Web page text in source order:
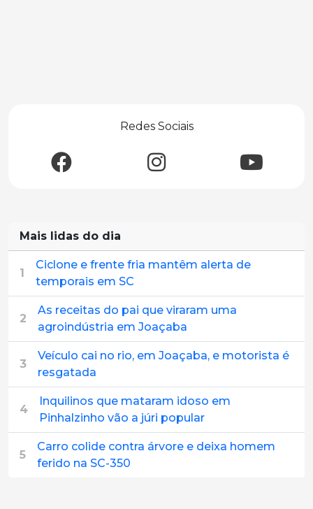
Redes Sociais
Mais lidas do dia
1
Ciclone e frente fria mantêm alerta de
temporais em SC
2
As receitas do pai que viraram uma
agroindústria em Joaçaba
3
Veículo cai no rio, em Joaçaba, e motorista é
resgatada
4
Inquilinos que mataram idoso em
Pinhalzinho vão a júri popular
5
Carro colide contra árvore e deixa homem
ferido na SC-350